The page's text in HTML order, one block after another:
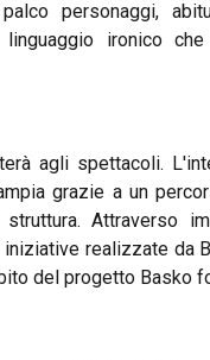
personaggi,
ironico
agli spettacoli.
grazie a un
Attraverso
realizzate da
del progetto Basko